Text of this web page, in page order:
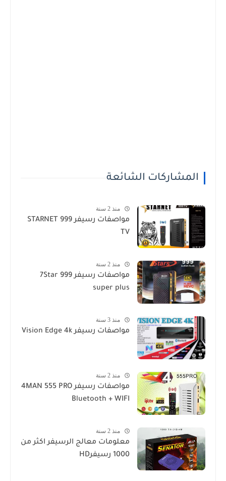
المشاركات الشائعة
منذ 2 سنة
مواصفات رسيفر STARNET 999
TV
منذ 2 سنة
مواصفات رسيفر 7Star 999
super plus
منذ 3 سنة
مواصفات رسيفر Vision Edge 4k
منذ 2 سنة
مواصفات رسيفر 4MAN 555 PRO
Bluetooth + WIFI
منذ 2 سنة
معلومات معالج الرسيفر اكثر من
1000 رسيفرHD